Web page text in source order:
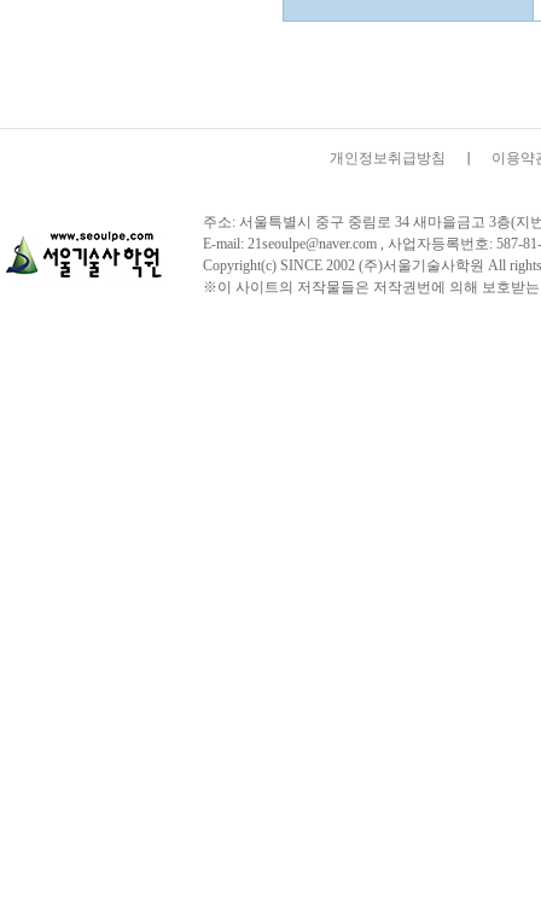
개인정보취급방침 이용약
주소: 서울특별시 중구 중림로 34 새마을금고 3층(지
E-mail: 21seoulpe@naver.com , 사업자등록번호:
Copyright(c) SINCE 2002 (주)서울기술사학원 All
※이 사이트의 저작물들은 저작권번에 의해 보호받